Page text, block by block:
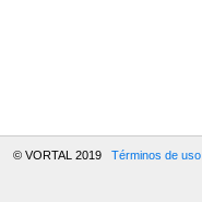
© VORTAL 2019 Términos de uso